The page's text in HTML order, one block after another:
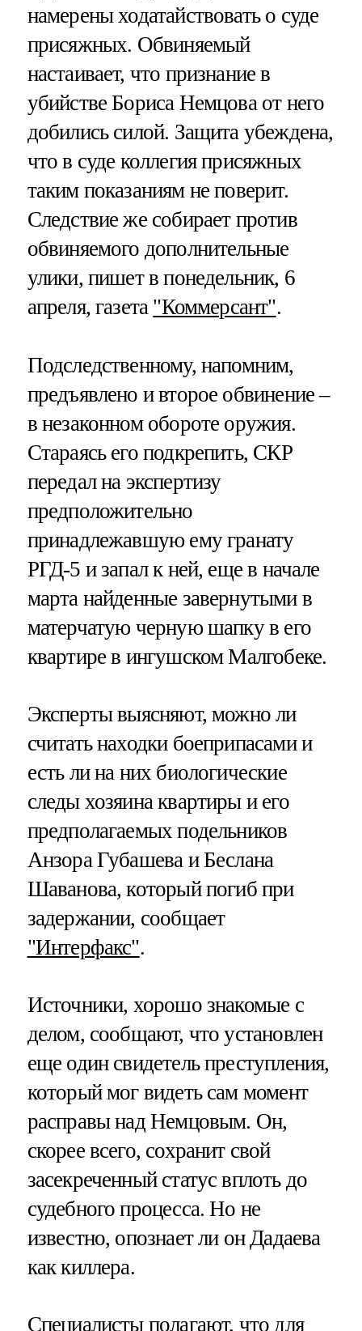
намерены ходатайствовать о суде
присяжных. Обвиняемый
настаивает, что признание в
убийстве Бориса Немцова от него
добились силой. Защита убеждена,
что в суде коллегия присяжных
таким показаниям не поверит.
Следствие же собирает против
обвиняемого дополнительные
улики, пишет в понедельник, 6
апреля, газета "Коммерсант".
Подследственному, напомним,
предъявлено и второе обвинение –
в незаконном обороте оружия.
Стараясь его подкрепить, СКР
передал на экспертизу
предположительно
принадлежавшую ему гранату
РГД-5 и запал к ней, еще в начале
марта найденные завернутыми в
матерчатую черную шапку в его
квартире в ингушском Малгобеке.
Эксперты выясняют, можно ли
считать находки боеприпасами и
есть ли на них биологические
следы хозяина квартиры и его
предполагаемых подельников
Анзора Губашева и Беслана
Шаванова, который погиб при
задержании, сообщает
"Интерфакс".
Источники, хорошо знакомые с
делом, сообщают, что установлен
еще один свидетель преступления,
который мог видеть сам момент
расправы над Немцовым. Он,
скорее всего, сохранит свой
засекреченный статус вплоть до
судебного процесса. Но не
известно, опознает ли он Дадаева
как киллера.
Специалисты полагают, что для